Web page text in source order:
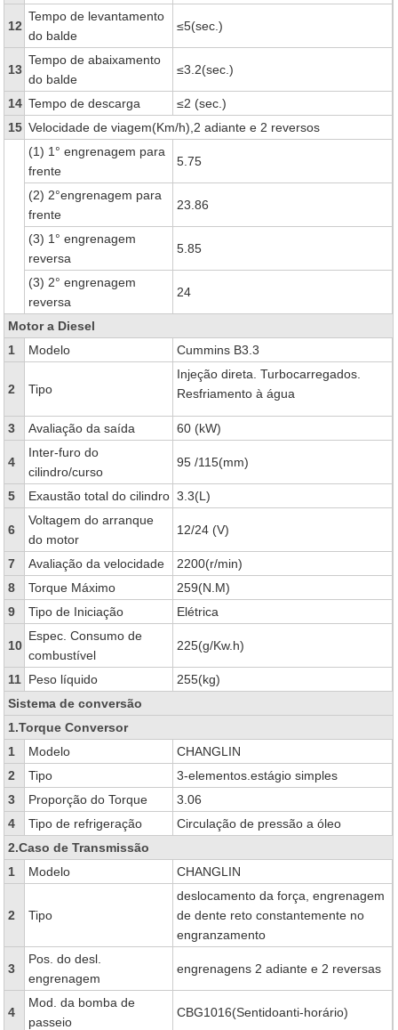
12
Tempo de levantamento
do balde
≤5(sec.)
13
Tempo de abaixamento
do balde
≤3.2(sec.)
14 Tempo de descarga
≤2 (sec.)
15 Velocidade de viagem(Km/h),2 adiante e 2 reversos
(1) 1° engrenagem para
frente
5.75
(2) 2°engrenagem para
frente
23.86
(3) 1° engrenagem
reversa
5.85
(3) 2° engrenagem
reversa
24
Motor a Diesel
1
Modelo Cummins B3.3
2 Tipo
Injeção direta. Turbocarregados.
Resfriamento à água
3 Avaliação da saída 60 (kW)
4
Inter-furo do
cilindro/curso
95 /115(mm)
5 Exaustão total do cilindro 3.3(L)
6
Voltagem do arranque
do motor
12/24 (V)
7 Avaliação da velocidade
2200(r/min)
8
Torque Máximo
259(N.M)
9
Tipo de Iniciação Elétrica
10
Espec. Consumo de
combustível
225(g/Kw.h)
11 Peso líquido
255(kg)
Sistema de conversão
1.Torque Conversor
1
Modelo
CHANGLIN
2
Tipo
3-elementos.estágio simples
3
Proporção do Torque
3.06
4
Tipo de refrigeração
Circulação de pressão a óleo
2.Caso de Transmissão
1
Modelo CHANGLIN
2 Tipo
deslocamento da força, engrenagem
de dente reto constantemente no
engranzamento
3
Pos. do desl.
engrenagem
engrenagens 2 adiante e 2 reversas
4
Mod. da bomba de
passeio
CBG1016(Sentidoanti-horário)